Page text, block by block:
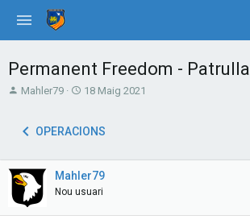
Permanent Freedom - Patrulla
T
e
d
s
a
Mahler79
S
r
d
a
t
18 Maig 2021
OPERACIONS
Mahler79
Nou usuari